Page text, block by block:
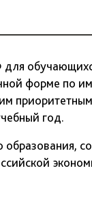
форме по
год.